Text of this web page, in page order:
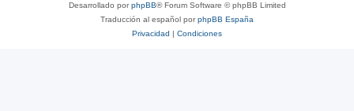
Desarrollado porphpBB® Forum Software © phpBB Limited
Traducción al español porphpBB España
Privacidad | Condiciones